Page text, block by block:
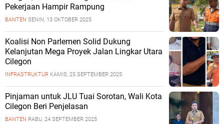
Pekerjaan Hampir Rampung
BANTEN SENIN, 13 OKTOBER 2025
Koalisi Non Parlemen Solid Dukung
Kelanjutan Mega Proyek Jalan Lingkar Utara
Cilegon
INFRASTRUKTUR KAMIS, 25 SEPTEMBER 2025
Pinjaman untuk JLU Tuai Sorotan, Wali Kota
Cilegon Beri Penjelasan
BANTEN RABU, 24 SEPTEMBER 2025